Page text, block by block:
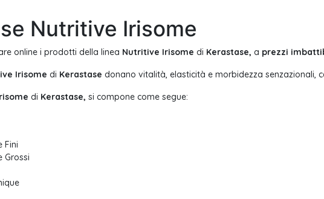
Nutritive Irisome
online i prodotti della linea Nutritive Irisome di Kerastase, a prezzi
Irisome di Kerastase donano vitalità, elasticità e morbidezza senzazionali,
di Kerastase, si compone come segue:
Fini
Grossi